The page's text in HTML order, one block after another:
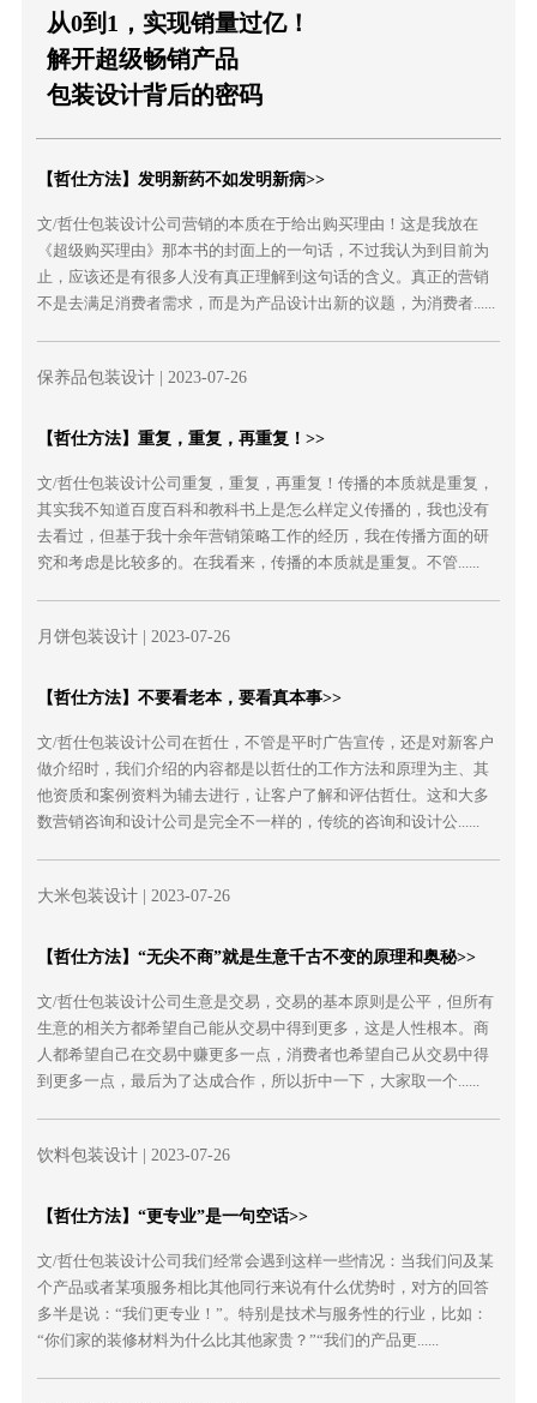
从0到1，实现销量过亿！
解开超级畅销产品
包装设计背后的密码
【哲仕方法】发明新药不如发明新病>>
文/哲仕包装设计公司营销的本质在于给出购买理由！这是我放在
《超级购买理由》那本书的封面上的一句话，不过我认为到目前为
止，应该还是有很多人没有真正理解到这句话的含义。真正的营销
不是去满足消费者需求，而是为产品设计出新的议题，为消费者......
保养品包装设计| 2023-07-26
【哲仕方法】重复，重复，再重复！>>
文/哲仕包装设计公司重复，重复，再重复！传播的本质就是重复，
其实我不知道百度百科和教科书上是怎么样定义传播的，我也没有
去看过，但基于我十余年营销策略工作的经历，我在传播方面的研
究和考虑是比较多的。在我看来，传播的本质就是重复。不管......
月饼包装设计| 2023-07-26
【哲仕方法】不要看老本，要看真本事>>
文/哲仕包装设计公司在哲仕，不管是平时广告宣传，还是对新客户
做介绍时，我们介绍的内容都是以哲仕的工作方法和原理为主、其
他资质和案例资料为辅去进行，让客户了解和评估哲仕。这和大多
数营销咨询和设计公司是完全不一样的，传统的咨询和设计公......
大米包装设计| 2023-07-26
【哲仕方法】“无尖不商”就是生意千古不变的原理和奥秘>>
文/哲仕包装设计公司生意是交易，交易的基本原则是公平，但所有
生意的相关方都希望自己能从交易中得到更多，这是人性根本。商
人都希望自己在交易中赚更多一点，消费者也希望自己从交易中得
到更多一点，最后为了达成合作，所以折中一下，大家取一个......
饮料包装设计| 2023-07-26
【哲仕方法】“更专业”是一句空话>>
文/哲仕包装设计公司我们经常会遇到这样一些情况：当我们问及某
个产品或者某项服务相比其他同行来说有什么优势时，对方的回答
多半是说：“我们更专业！”。特别是技术与服务性的行业，比如：
“你们家的装修材料为什么比其他家贵？”“我们的产品更......